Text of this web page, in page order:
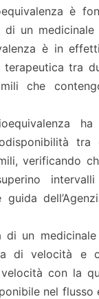
è
di un
è in
terapeutica tra
che
tra
verificando
di un
di velocità e
con la
nel flusso